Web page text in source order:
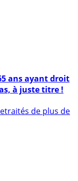
à juste titre !